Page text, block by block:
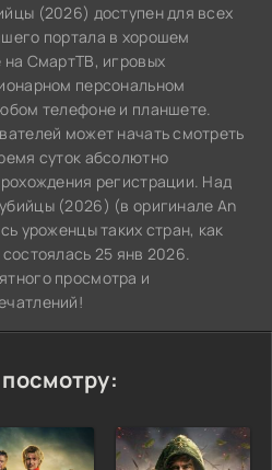
(2026) доступен для всех
портала в хорошем
на СмартТВ, игровых
персональном
телефоне и планшете.
может начать смотреть
суток абсолютно
регистрации. Над
(2026) (в оригинале An
уроженцы таких стран, как
25 янв 2026.
просмотра и